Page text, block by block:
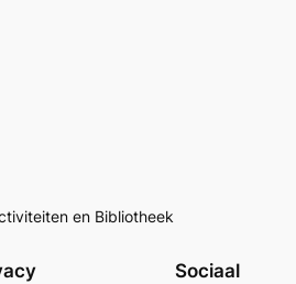
en Bibliotheek
Sociaal